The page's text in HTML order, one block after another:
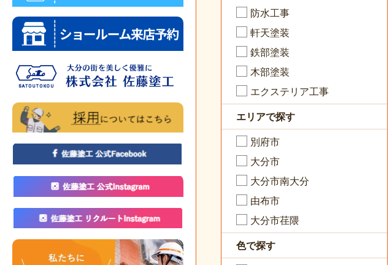
防水工事
軒天塗装
鉄部塗装
木部塗装
エクステリア工事
エリアで探す
別府市
大分市
大分市南大分
由布市
大分市荏隈
色で探す